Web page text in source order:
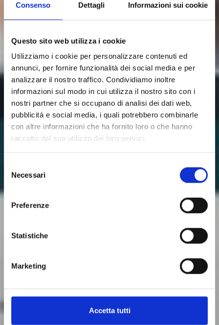
Consenso Dettagli Informazioni sui cookie
Questo sito web utilizza i cookie
Utilizziamo i cookie per personalizzare contenuti ed
annunci, per fornire funzionalità dei social media e per
analizzare il nostro traffico. Condividiamo inoltre
informazioni sul modo in cui utilizza il nostro sito con i
nostri partner che si occupano di analisi dei dati web,
pubblicità e social media, i quali potrebbero combinarle
con altre informazioni che ha fornito loro o che hanno
raccolto dal suo utilizzo dei loro servizi.
del
consenso
Necessari
Preferenze
Statistiche
Marketing
Accetta tutti
Per l'esperto della Salute
Kalibra®